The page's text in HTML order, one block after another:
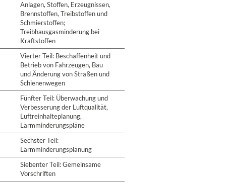
Anlagen, Stoffen, Erzeugnissen,
Brennstoffen, Treibstoffen und
Schmierstoffen;
Treibhausgasminderung bei
Kraftstoffen
Vierter Teil: Beschaffenheit und
Betrieb von Fahrzeugen, Bau
und Änderung von Straßen und
Schienenwegen
Fünfter Teil: Überwachung und
Verbesserung der Luftqualität,
Luftreinhalteplanung,
Lärmminderungspläne
Sechster Teil:
Lärmminderungsplanung
Siebenter Teil: Gemeinsame
Vorschriften